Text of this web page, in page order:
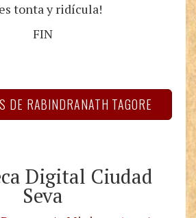
tonta y ridícula!
FIN
DE RABINDRANATH TAGORE
Digital Ciudad
Seva